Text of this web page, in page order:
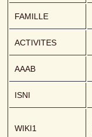
FAMILLE
ACTIVITES
AAAB
ISNI
WIKI1